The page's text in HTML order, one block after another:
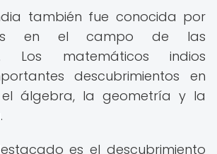
también fue conocida por
en el campo de las
Los matemáticos indios
descubrimientos en
álgebra, la geometría y la
es el descubrimiento